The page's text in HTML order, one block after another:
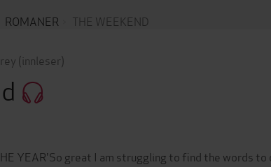
ROMANER THE WEEKEND
(innleser)
YEAR'So great I am struggling to find the words